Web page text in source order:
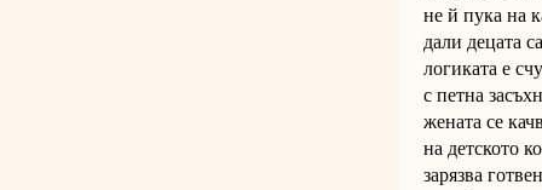
не й пука на
дали децата
логиката е
с петна
жената се
на детското
зарязва